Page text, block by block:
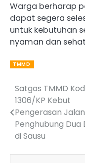
Warga berharap
dapat segera
untuk kebutuhan
nyaman dan
TMMD
Post
navigation
Satgas TMMD
1306/KP Kebut
Pengerasan Jalan
Penghubung Dua
di Sausu